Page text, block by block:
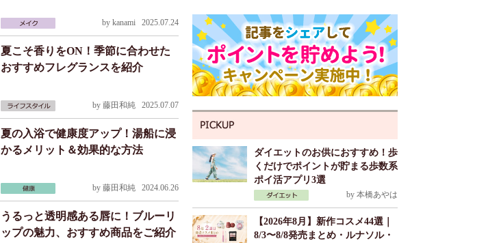
by kanami 2025.07.24
夏こそ香りをON！季節に合わせた
おすすめフレグランスを紹介
by 藤田和純 2025.07.07
夏の入浴で健康度アップ！湯船に浸
かるメリット＆効果的な方法
by 藤田和純 2024.06.26
うるっと透明感ある唇に！ブルーリ
ップの魅力、おすすめ商品をご紹介
ダイエットのお供におすすめ！歩
くだけでポイントが貯まる歩数系
ポイ活アプリ3選
by 本橋あやは
【2026年8月】新作コスメ44選｜
8/3〜8/8発売まとめ・ルナソル・